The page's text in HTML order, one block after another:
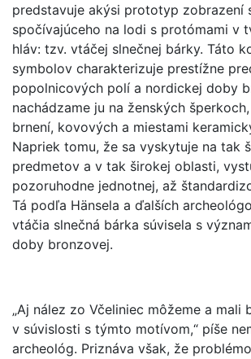
predstavuje akýsi prototyp zobrazení
spočívajúceho na lodi s protómami v
hláv: tzv. vtáčej slnečnej bárky. Táto
symbolov charakterizuje prestížne
popolnicových polí a nordickej doby
nachádzame ju na ženských
brnení, kovových a miestami
Napriek tomu, že sa vyskytuje na tak
predmetov a v tak širokej oblasti,
pozoruhodne jednotnej, až
Tá podľa Hänsela a ďalších
vtáčia slnečná bárka súvisela s
doby bronzovej.
„Aj nález zo Včeliniec môžeme a mali
v súvislosti s týmto motívom,“ píše
archeológ. Priznáva však, že